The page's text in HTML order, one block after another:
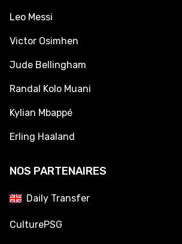
Leo Messi
Victor Osimhen
Jude Bellingham
Randal Kolo Muani
Kylian Mbappé
Erling Haaland
NOS PARTENAIRES
Daily Transfer
CulturePSG